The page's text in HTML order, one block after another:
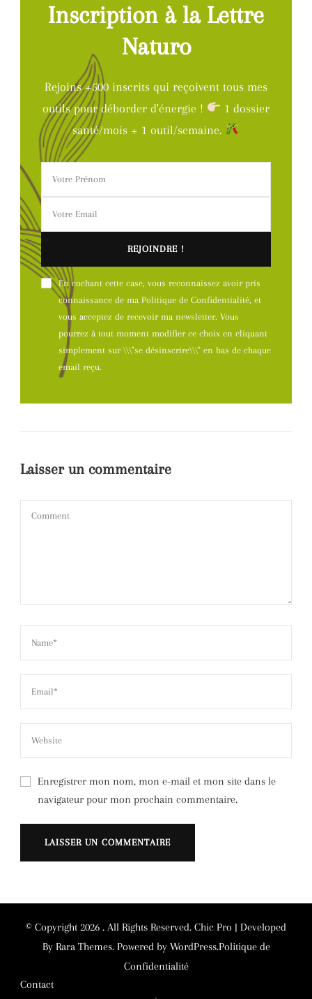
Inscription à la Lettre
Naturo
Rejoins +500 inscrits qui reçoivent tous mes
outils pour déborder d'énergie !
1 dossier
santé/mois + 1 outil/semaine.
En cochant cette case, vous reconnaissez avoir pris
connaissance de ma Politique de Confidentialité, et
vous acceptez de recevoir ma newsletter. Vous
pourrez à tout moment modifier ce choix en cliquant
simplement sur \\\"se désinscrire\\\" en bas de chaque
email reçu.
Laisser un commentaire
Enregistrer mon nom, mon e-mail et mon site dans le
navigateur pour mon prochain commentaire.
© Copyright 2026 . All Rights Reserved. Chic Pro | Developed
By Rara Themes. Powered by WordPress.Politique de
Confidentialité
Contact